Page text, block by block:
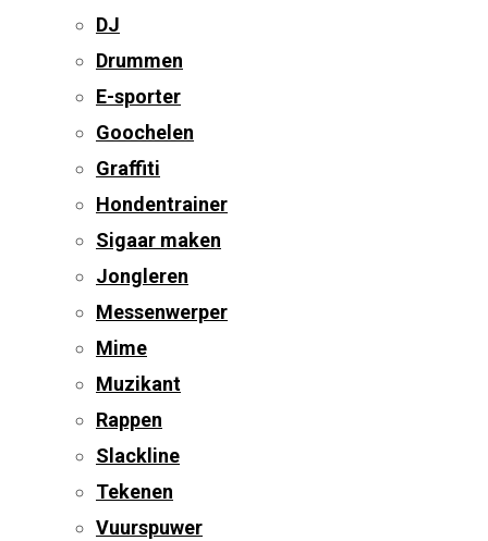
DJ
Drummen
E-sporter
Goochelen
Graffiti
Hondentrainer
Sigaar maken
Jongleren
Messenwerper
Mime
Muzikant
Rappen
Slackline
Tekenen
Vuurspuwer